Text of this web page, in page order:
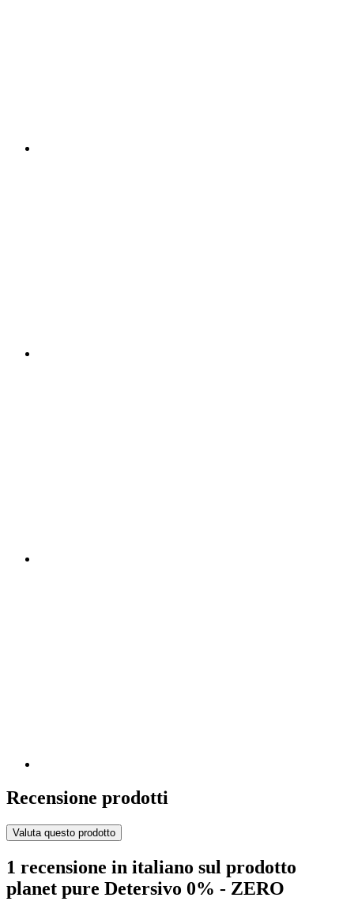
Recensione prodotti
Valuta questo prodotto
1 recensione in italiano sul prodotto
planet pure Detersivo 0% - ZERO